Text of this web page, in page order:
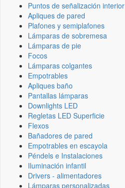
Puntos de señalización interior
Apliques de pared
Plafones y semiplafones
Lámparas de sobremesa
Lámparas de pie
Focos
Lámparas colgantes
Empotrables
Apliques baño
Pantallas lámparas
Downlights LED
Regletas LED Superficie
Flexos
Bañadores de pared
Empotrables en escayola
Péndels e Instalaciones
Iluminación infantil
Drivers - alimentadores
Lámparas personalizadas